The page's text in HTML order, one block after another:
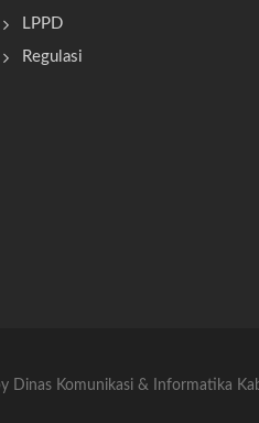
LPPD
Regulasi
Dinas Komunikasi & Informatika